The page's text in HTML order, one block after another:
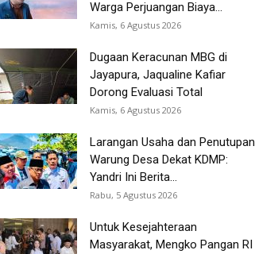
Warga Perjuangan Biaya...
Kamis, 6 Agustus 2026
Dugaan Keracunan MBG di
Jayapura, Jaqualine Kafiar
Dorong Evaluasi Total
Kamis, 6 Agustus 2026
Larangan Usaha dan Penutupan
Warung Desa Dekat KDMP:
Yandri Ini Berita...
Rabu, 5 Agustus 2026
Untuk Kesejahteraan
Masyarakat, Mengko Pangan RI